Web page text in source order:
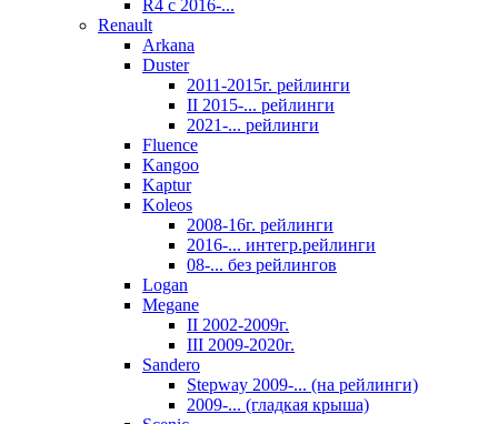
R4 с 2016-...
Renault
Arkana
Duster
2011-2015г. рейлинги
II 2015-... рейлинги
2021-... рейлинги
Fluence
Kangoo
Kaptur
Koleos
2008-16г. рейлинги
2016-... интегр.рейлинги
08-... без рейлингов
Logan
Megane
II 2002-2009г.
III 2009-2020г.
Sandero
Stepway 2009-... (на рейлинги)
2009-... (гладкая крыша)